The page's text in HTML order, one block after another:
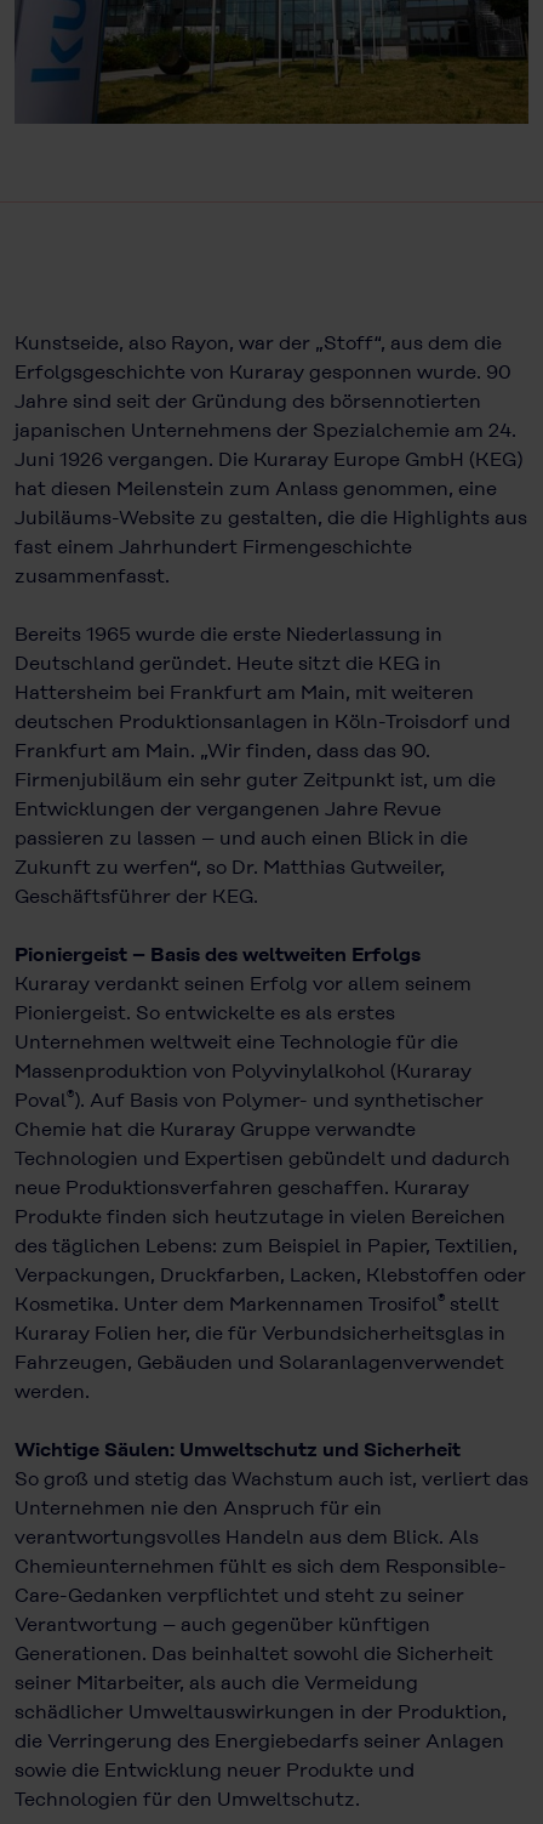
Kunstseide, also Rayon, war der „Stoff“, aus dem die
Erfolgsgeschichte von Kuraray gesponnen wurde. 90
Jahre sind seit der Gründung des börsennotierten
japanischen Unternehmens der Spezialchemie am 24.
Juni 1926 vergangen. Die Kuraray Europe GmbH (KEG)
hat diesen Meilenstein zum Anlass genommen, eine
Jubiläums-Website zu gestalten, die die Highlights aus
fast einem Jahrhundert Firmengeschichte
zusammenfasst.
Bereits 1965 wurde die erste Niederlassung in
Deutschland geründet. Heute sitzt die KEG in
Hattersheim bei Frankfurt am Main, mit weiteren
deutschen Produktionsanlagen in Köln-Troisdorf und
Frankfurt am Main. „Wir finden, dass das 90.
Firmenjubiläum ein sehr guter Zeitpunkt ist, um die
Entwicklungen der vergangenen Jahre Revue
passieren zu lassen – und auch einen Blick in die
Zukunft zu werfen“, so Dr. Matthias Gutweiler,
Geschäftsführer der KEG.
Pioniergeist – Basis des weltweiten Erfolgs
Kuraray verdankt seinen Erfolg vor allem seinem
Pioniergeist. So entwickelte es als erstes
Unternehmen weltweit eine Technologie für die
Massenproduktion von Polyvinylalkohol (Kuraray
Poval®). Auf Basis von Polymer- und synthetischer
Chemie hat die Kuraray Gruppe verwandte
Technologien und Expertisen gebündelt und dadurch
neue Produktionsverfahren geschaffen. Kuraray
Produkte finden sich heutzutage in vielen Bereichen
des täglichen Lebens: zum Beispiel in Papier, Textilien,
Verpackungen, Druckfarben, Lacken, Klebstoffen oder
Kosmetika. Unter dem Markennamen Trosifol® stellt
Kuraray Folien her, die für Verbundsicherheitsglas in
Fahrzeugen, Gebäuden und Solaranlagenverwendet
werden.
Wichtige Säulen: Umweltschutz und Sicherheit
So groß und stetig das Wachstum auch ist, verliert das
Unternehmen nie den Anspruch für ein
verantwortungsvolles Handeln aus dem Blick. Als
Chemieunternehmen fühlt es sich dem Responsible-
Care-Gedanken verpflichtet und steht zu seiner
Verantwortung – auch gegenüber künftigen
Generationen. Das beinhaltet sowohl die Sicherheit
seiner Mitarbeiter, als auch die Vermeidung
schädlicher Umweltauswirkungen in der Produktion,
die Verringerung des Energiebedarfs seiner Anlagen
sowie die Entwicklung neuer Produkte und
Technologien für den Umweltschutz.